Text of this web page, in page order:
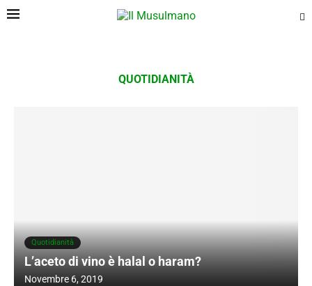
QUOTIDIANITÀ
Quotidianità
L’aceto di vino è halal o haram?
Novembre 6, 2019